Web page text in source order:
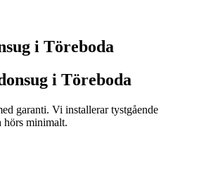
i Töreboda
i Töreboda
garanti. Vi installerar tystgående
hörs minimalt.